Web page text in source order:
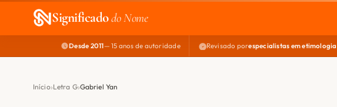
Significadodo Nome
Desde 2011— 15 anos de autoridade Revisado porespecialistas em etimologia
Início Letra G Gabriel Yan